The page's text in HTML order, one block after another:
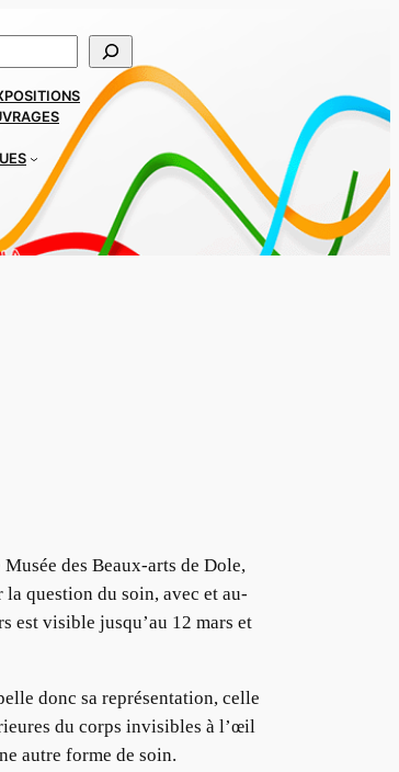
des Beaux-arts de Dole,
question du soin, avec et au-
est visible jusqu’au 12 mars et
donc sa représentation, celle
du corps invisibles à l’œil
autre forme de soin.